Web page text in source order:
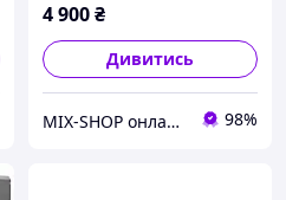
4 900₴
Дивитись
MIX-SHOP онлайн магазин 98%